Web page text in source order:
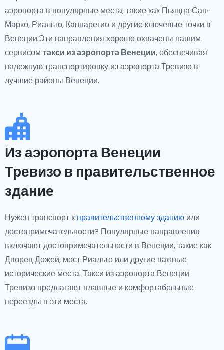
аэропорта в популярные места, такие как Пьяцца Сан-
Марко, Риальто, Каннарегио и другие ключевые точки в
Венеции.Эти направления хорошо охвачены нашим
сервисом такси из аэропорта Венеции, обеспечивая
надежную транспортировку из аэропорта Тревизо в
лучшие районы Венеции.
Из аэропорта Венеции
Тревизо в правительственное
здание
Нужен транспорт к правительственному зданию или
достопримечательности? Популярные направления
включают достопримечательности в Венеции, такие как
Дворец Дожей, мост Риальто или другие важные
исторические места. Такси из аэропорта Венеции
Тревизо предлагают плавные и комфортабельные
переезды в эти места.